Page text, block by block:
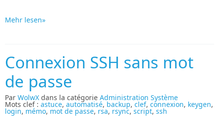
Mehr lesen»
Connexion SSH sans mot
de passe
Par WolwX dans la catégorie Administration Système
Mots clef : astuce, automatisé, backup, clef, connexion, keygen,
login, mémo, mot de passe, rsa, rsync, script, ssh